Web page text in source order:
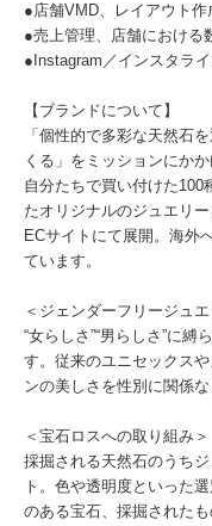
●店舗VMD、レイアウト作
●売上管理、店舗における
●Instagram／インスタラ
【ブランドについて】
「個性的で多彩な天然石
くる」をミッションにか
自分たちで買い付けた100
たオリジナルのジュエリ
ECサイトにて展開。海外
ています。
＜ジェンダーフリージュエ
“女らしさ”“男らしさ”に
す。従来のユニセックス
ンの美しさを性別に関係
＜宝石ロスへの取り組み＞
採掘される天然石のうち
ト。色や透明度といった
のある宝石、採掘された